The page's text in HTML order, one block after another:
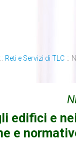
:: Reti e Servizi di TLC ::
edifici e
e